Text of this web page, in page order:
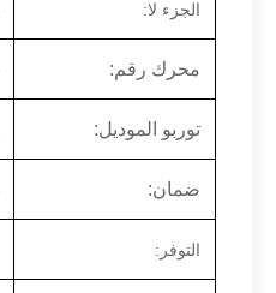
الجزء لا:
محرك رقم:
توربو الموديل:
ضمان:
التوفر: